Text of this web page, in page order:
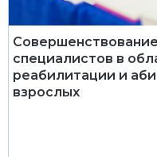
специалистов в
реабилитации и
взрослых